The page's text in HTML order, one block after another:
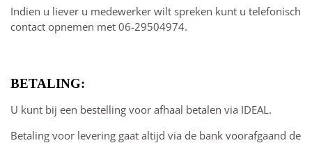
Indien u liever u medewerker wilt spreken kunt u telefonisch
contact opnemen met 06-29504974.
BETALING:
U kunt bij een bestelling voor afhaal betalen via IDEAL.
Betaling voor levering gaat altijd via de bank voorafgaand de